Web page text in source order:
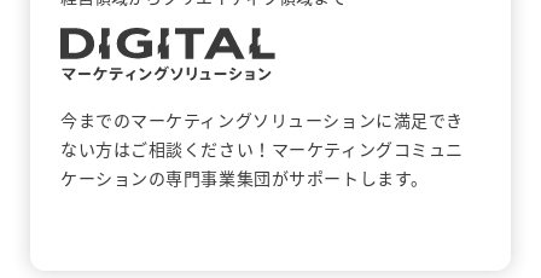
今までのマーケティングソリューションに満足でき
ない方はご相談ください！マーケティングコミュニ
ケーションの専門事業集団がサポートします。